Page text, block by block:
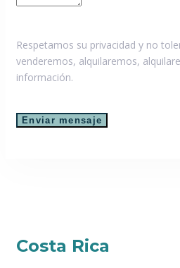
Respetamos su privacidad y no
venderemos, alquilaremos,
información.
Costa Rica